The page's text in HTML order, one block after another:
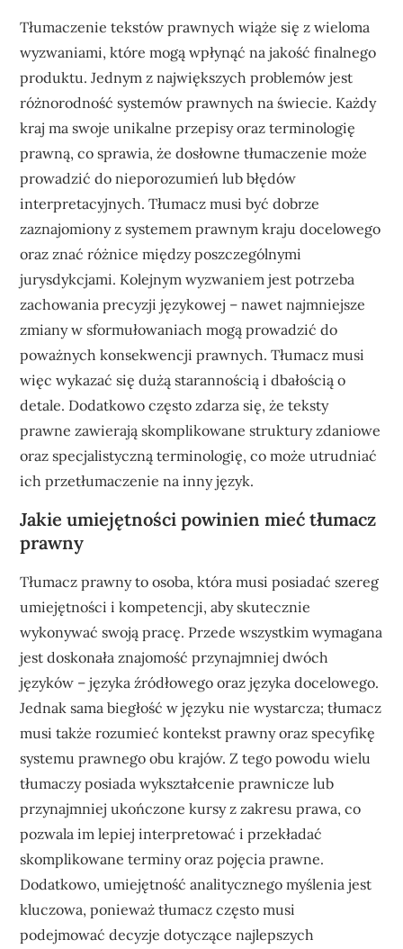
Tłumaczenie tekstów prawnych wiąże się z wieloma
wyzwaniami, które mogą wpłynąć na jakość finalnego
produktu. Jednym z największych problemów jest
różnorodność systemów prawnych na świecie. Każdy
kraj ma swoje unikalne przepisy oraz terminologię
prawną, co sprawia, że dosłowne tłumaczenie może
prowadzić do nieporozumień lub błędów
interpretacyjnych. Tłumacz musi być dobrze
zaznajomiony z systemem prawnym kraju docelowego
oraz znać różnice między poszczególnymi
jurysdykcjami. Kolejnym wyzwaniem jest potrzeba
zachowania precyzji językowej – nawet najmniejsze
zmiany w sformułowaniach mogą prowadzić do
poważnych konsekwencji prawnych. Tłumacz musi
więc wykazać się dużą starannością i dbałością o
detale. Dodatkowo często zdarza się, że teksty
prawne zawierają skomplikowane struktury zdaniowe
oraz specjalistyczną terminologię, co może utrudniać
ich przetłumaczenie na inny język.
Jakie umiejętności powinien mieć tłumacz
prawny
Tłumacz prawny to osoba, która musi posiadać szereg
umiejętności i kompetencji, aby skutecznie
wykonywać swoją pracę. Przede wszystkim wymagana
jest doskonała znajomość przynajmniej dwóch
języków – języka źródłowego oraz języka docelowego.
Jednak sama biegłość w języku nie wystarcza; tłumacz
musi także rozumieć kontekst prawny oraz specyfikę
systemu prawnego obu krajów. Z tego powodu wielu
tłumaczy posiada wykształcenie prawnicze lub
przynajmniej ukończone kursy z zakresu prawa, co
pozwala im lepiej interpretować i przekładać
skomplikowane terminy oraz pojęcia prawne.
Dodatkowo, umiejętność analitycznego myślenia jest
kluczowa, ponieważ tłumacz często musi
podejmować decyzje dotyczące najlepszych